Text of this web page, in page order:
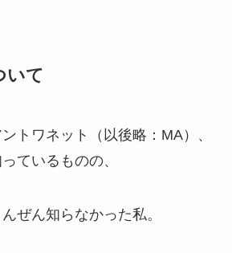
いて
トワネット（以後略：MA）、
ているものの、
ぜん知らなかった私。